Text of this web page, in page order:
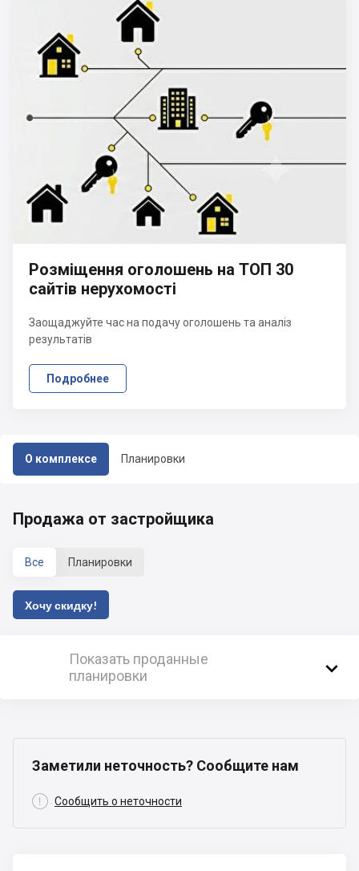
О комплексе Планировки
Розміщення оголошень на ТОП 30
сайтів нерухомості
Заощаджуйте час на подачу оголошень та аналіз
результатів
Подробнее
Продажа от застройщика
Все Планировки
Хочу скидку!
Показать проданные
планировки

Заметили неточность? Сообщите нам
 Сообщить о неточности